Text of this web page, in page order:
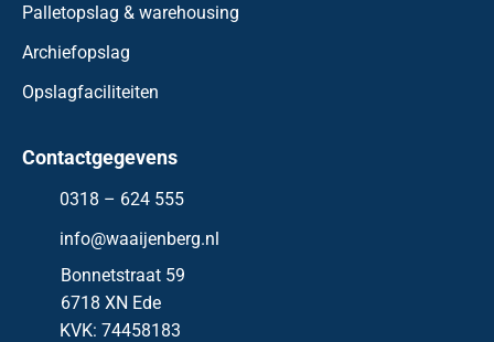
Palletopslag & warehousing
Archiefopslag
Opslagfaciliteiten
Contactgegevens
0318 – 624 555
info@waaijenberg.nl
Bonnetstraat 59
6718 XN Ede
KVK: 74458183